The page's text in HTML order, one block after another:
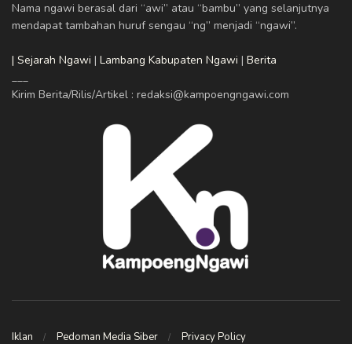
Nama ngawi berasal dari “awi” atau “bambu” yang selanjutnya
mendapat tambahan huruf sengau “ng” menjadi “ngawi”.
| Sejarah Ngawi | Lambang Kabupaten Ngawi | Berita
___
Kirim Berita/Rilis/Artikel : redaksi@kampoengngawi.com
Iklan Pedoman Media Siber Privacy Policy